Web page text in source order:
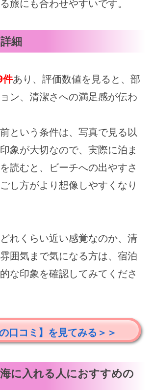
旅にも合わせやすいです。
細
件あり、評価数値を見ると、部
ン、清潔さへの満足感が伝わ
という条件は、写真で見る以
象が大切なので、実際に泊ま
読むと、ビーチへの出やすさ
し方がより想像しやすくなり
れくらい近い感覚なのか、清
囲気まで気になる方は、宿泊
な印象を確認してみてくださ
の口コミ】を見てみる＞＞
に入れる人におすすめの